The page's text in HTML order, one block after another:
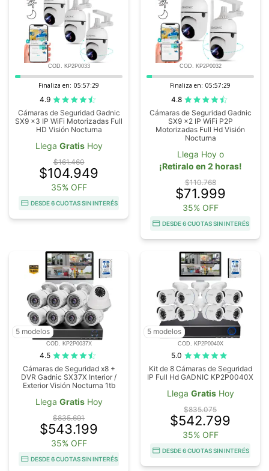
COD. KP2P0033
Finaliza en: 05:57:28
4.9
Cámaras de Seguridad Gadnic
SX9 x3 IP WiFi Motorizadas Full
HD Visión Nocturna
Llega GratisHoy
$161.460
$104.949
35% OFF
DESDE 6 CUOTAS SIN INTERÉS
COD. KP2P0032
Finaliza en: 05:57:28
4.8
Cámaras de Seguridad Gadnic
SX9 x2 IP WiFi P2P
Motorizadas Full Hd Visión
Nocturna
Llega Hoy o
¡Retiralo en 2 horas!
$110.768
$71.999
35% OFF
DESDE 6 CUOTAS SIN INTERÉS
5 modelos
COD. KP2P0037X
4.5
Cámaras de Seguridad x8 +
DVR Gadnic SX37X Interior /
Exterior Visión Nocturna 1tb
Llega GratisHoy
$835.691
$543.199
35% OFF
DESDE 6 CUOTAS SIN INTERÉS
5 modelos
COD. KP2P0040X
5.0
Kit de 8 Cámaras de Seguridad
IP Full Hd GADNIC KP2P0040X
Llega GratisHoy
$835.075
$542.799
35% OFF
DESDE 6 CUOTAS SIN INTERÉS